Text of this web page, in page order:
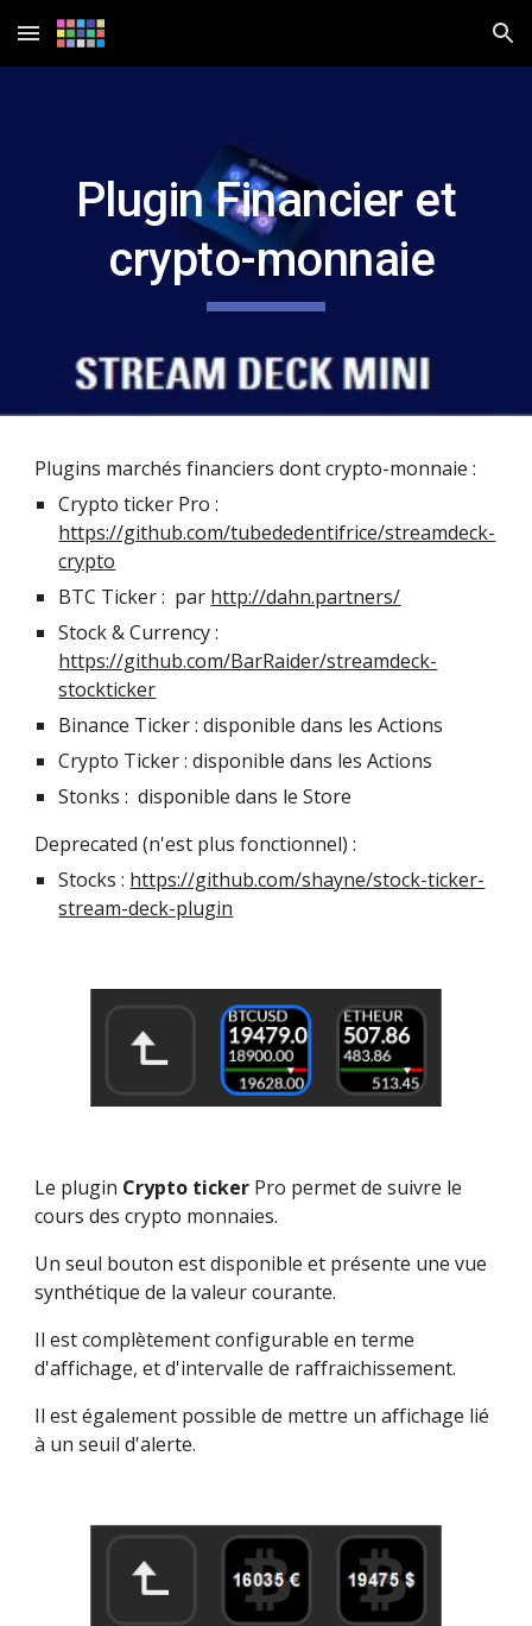
Skip to main content Skip to navigation
Plugin Financier et
crypto-monnaie
Plugins marchés financiers dont crypto-monnaie :
https://github.com/tubededentifrice/streamdeck-
crypto
BTC Ticker :  par http://dahn.partners/
https://github.com/BarRaider/streamdeck-
stockticker
Binance Ticker : disponible dans les Actions
Crypto Ticker : disponible dans les Actions
Stonks : disponible dans le Store
Deprecated (n'est plus fonctionnel) :
Stocks : https://github.com/shayne/stock-ticker-
stream-deck-plugin
Le plugin Crypto ticker Pro permet de suivre le
cours des crypto monnaies.
Un seul bouton est disponible et présente une vue
synthétique de la valeur courante.
Il est complètement configurable en terme
d'affichage, et d'intervalle de raffraichissement.
Il est également possible de mettre un affichage lié
à un seuil d'alerte.